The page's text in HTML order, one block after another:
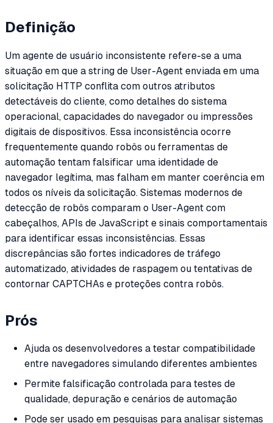
Definição
Um agente de usuário inconsistente refere-se a uma
situação em que a string de User-Agent enviada em uma
solicitação HTTP conflita com outros atributos
detectáveis do cliente, como detalhes do sistema
operacional, capacidades do navegador ou impressões
digitais de dispositivos. Essa inconsistência ocorre
frequentemente quando robôs ou ferramentas de
automação tentam falsificar uma identidade de
navegador legítima, mas falham em manter coerência em
todos os níveis da solicitação. Sistemas modernos de
detecção de robôs comparam o User-Agent com
cabeçalhos, APIs de JavaScript e sinais comportamentais
para identificar essas inconsistências. Essas
discrepâncias são fortes indicadores de tráfego
automatizado, atividades de raspagem ou tentativas de
contornar CAPTCHAs e proteções contra robôs.
Prós
Ajuda os desenvolvedores a testar compatibilidade
entre navegadores simulando diferentes ambientes
Permite falsificação controlada para testes de
qualidade, depuração e cenários de automação
Pode ser usado em pesquisas para analisar sistemas